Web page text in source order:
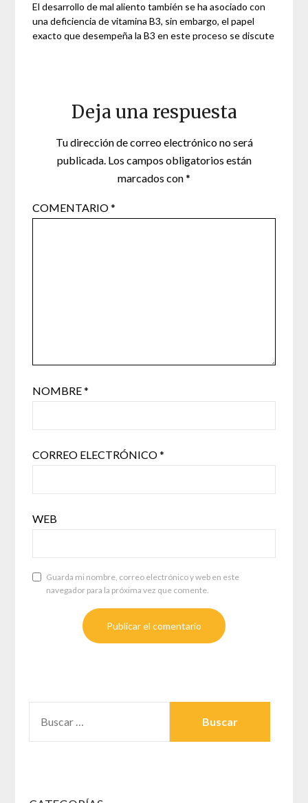
El desarrollo de mal aliento también se ha asociado con
una deficiencia de vitamina B3, sin embargo, el papel
exacto que desempeña la B3 en este proceso se discute
Deja una respuesta
Tu dirección de correo electrónico no será
publicada. Los campos obligatorios están
marcados con*
COMENTARIO*
NOMBRE*
CORREO ELECTRÓNICO*
WEB
Guarda mi nombre, correo electrónico y web en este
navegador para la próxima vez que comente.